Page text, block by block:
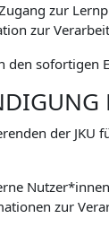
zur
zur
sofortigen
der JKU
zur